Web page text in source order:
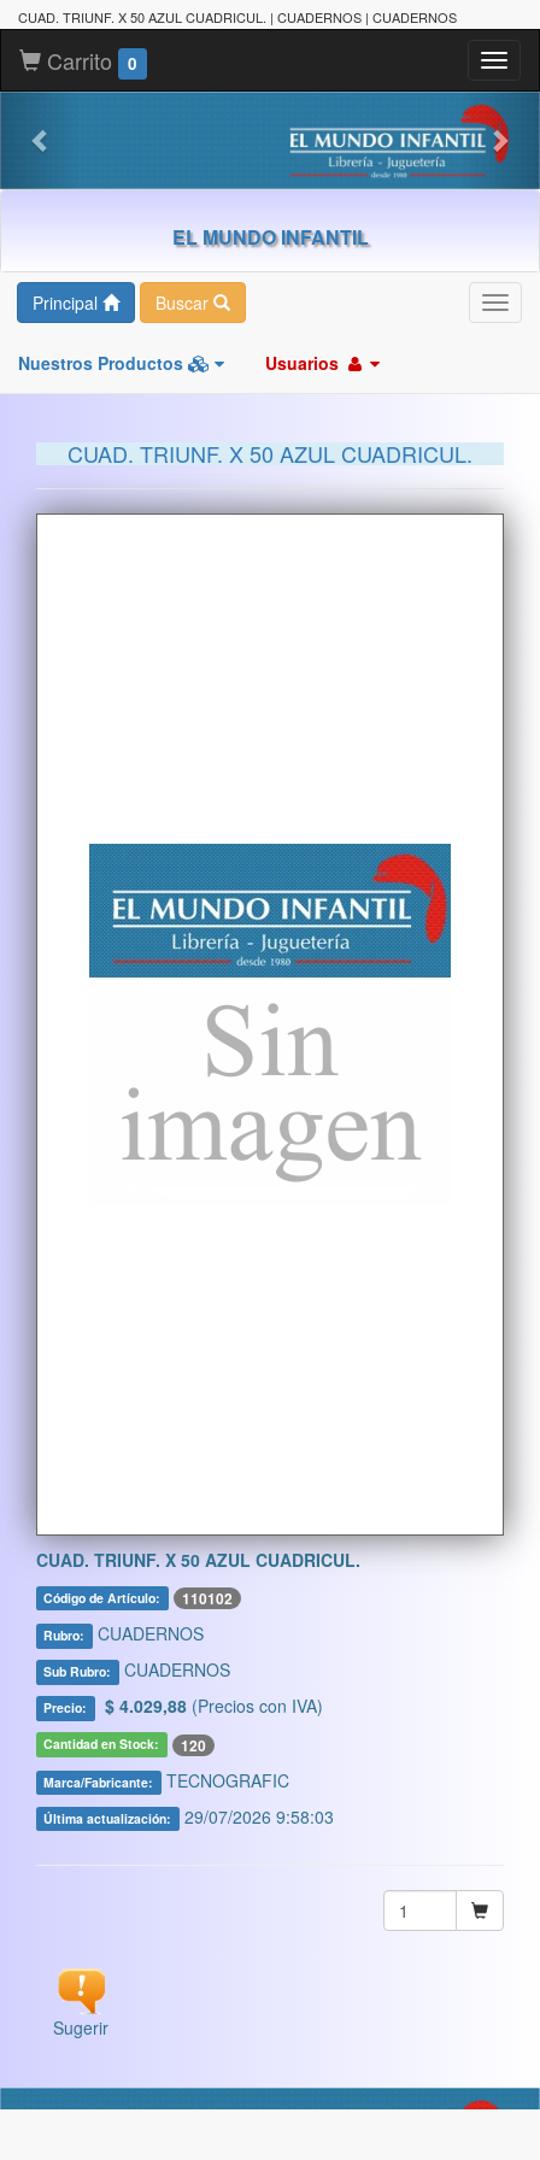
CUAD. TRIUNF. X 50 AZUL CUADRICUL. | CUADERNOS | CUADERNOS
Carrito 0
EL MUNDO INFANTIL
Principal Buscar
Nuestros Productos Usuarios
CUAD. TRIUNF. X 50 AZUL CUADRICUL.
CUAD. TRIUNF. X 50 AZUL CUADRICUL.
Código de Artículo: 110102
Rubro: CUADERNOS
Sub Rubro: CUADERNOS
Precio: $ 4.029,88 (Precios con IVA)
Cantidad en Stock: 120
Marca/Fabricante: TECNOGRAFIC
Última actualización: 29/07/2026 9:58:03
Sugerir